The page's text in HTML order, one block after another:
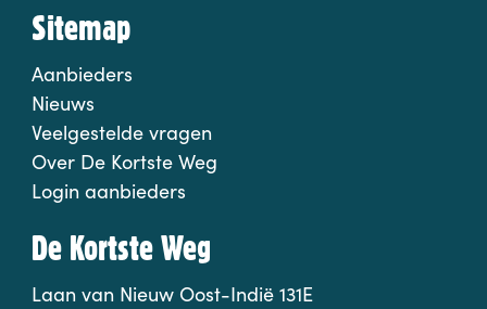
Sitemap
Aanbieders
Nieuws
Veelgestelde vragen
Over De Kortste Weg
Login aanbieders
De Kortste Weg
Laan van Nieuw Oost-Indië 131E